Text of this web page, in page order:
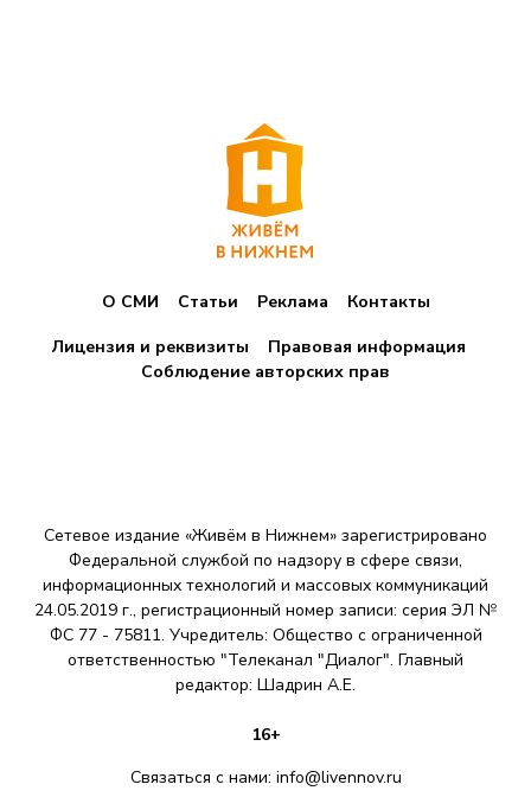
О СМИ Статьи Реклама
Контакты
Лицензия и реквизиты
Правовая информация
Соблюдение авторских прав
Сетевое издание «Живём в Нижнем» зарегистрировано
Федеральной службой по надзору в сфере связи,
информационных технологий и массовых коммуникаций
24.05.2019 г., регистрационный номер записи: серия ЭЛ №
ФС 77 - 75811. Учредитель: Общество с ограниченной
ответственностью "Телеканал "Диалог". Главный
редактор: Шадрин A.E.
16+
Связаться с нами: info@livennov.ru